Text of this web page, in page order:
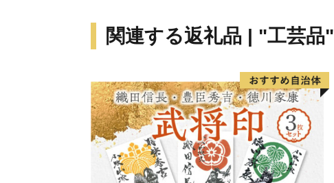
関連する返礼品 | "工芸品"